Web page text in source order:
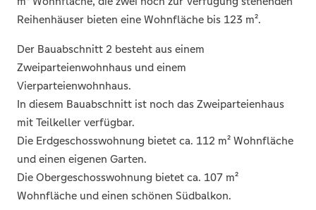
Reihenhäuser bieten eine Wohnfläche bis 123 m².
Der Bauabschnitt 2 besteht aus einem
Zweiparteienwohnhaus und einem
Vierparteienwohnhaus.
In diesem Bauabschnitt ist noch das Zweiparteienhaus
mit Teilkeller verfügbar.
Die Erdgeschosswohnung bietet ca. 112 m² Wohnfläche
und einen eigenen Garten.
Die Obergeschosswohnung bietet ca. 107 m²
Wohnfläche und einen schönen Südbalkon.